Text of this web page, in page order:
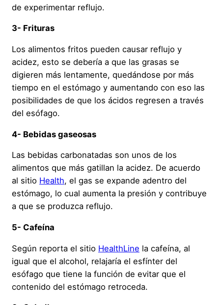
de experimentar reflujo.
3- Frituras
Los alimentos fritos pueden causar reflujo y
acidez, esto se debería a que las grasas se
digieren más lentamente, quedándose por más
tiempo en el estómago y aumentando con eso las
posibilidades de que los ácidos regresen a través
del esófago.
4- Bebidas gaseosas
Las bebidas carbonatadas son unos de los
alimentos que más gatillan la acidez. De acuerdo
al sitio Health, el gas se expande adentro del
estómago, lo cual aumenta la presión y contribuye
a que se produzca reflujo.
5- Cafeína
Según reporta el sitio HealthLine la cafeína, al
igual que el alcohol, relajaría el esfínter del
esófago que tiene la función de evitar que el
contenido del estómago retroceda.